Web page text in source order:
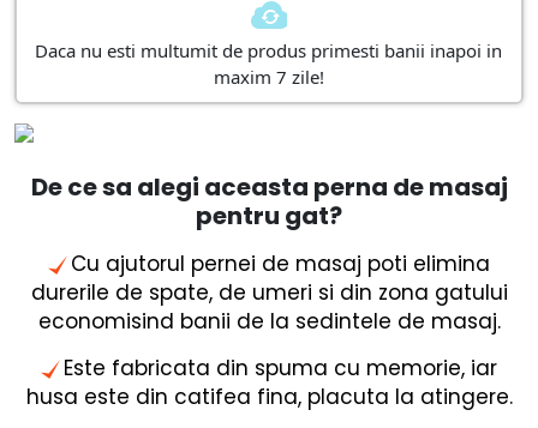
Daca nu esti multumit de produs primesti banii inapoi in
maxim 7 zile!
De ce sa alegi aceasta perna de masaj
pentru gat?
Cu ajutorul pernei de masaj poti elimina
durerile de spate, de umeri si din zona gatului
economisind banii de la sedintele de masaj.
Este fabricata din spuma cu memorie, iar
husa este din catifea fina, placuta la atingere.